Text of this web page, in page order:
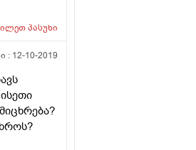
პასუხი
: 12-10-2019